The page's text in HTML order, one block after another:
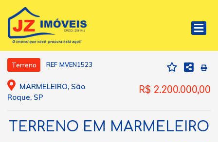
Terreno REF MVEN1523
MARMELEIRO, São
Roque, SP
R$ 2.200.000,00
TERRENO EM MARMELEIRO